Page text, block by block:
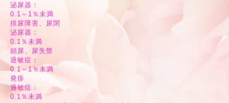
泌尿器：
0.1～1％未満
排尿障害、尿閉
泌尿器：
0.1％未満
頻尿、尿失禁
過敏症：
0.1～1％未満
発疹
過敏症：
0.1％未満